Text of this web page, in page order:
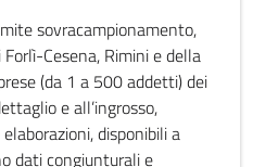
sovracampionamento,
Cesena, Rimini e della
(da 1 a 500 addetti) dei
e all’ingrosso,
disponibili a
dati congiunturali e